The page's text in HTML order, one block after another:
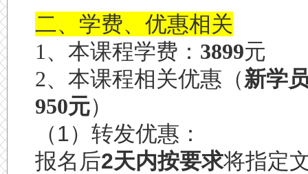
二、学费、优惠相关
1、本课程学费： 3899元
2、本课程相关优惠（新学
950元）
（1） 转发优惠：
报名后2天内按要求将指定